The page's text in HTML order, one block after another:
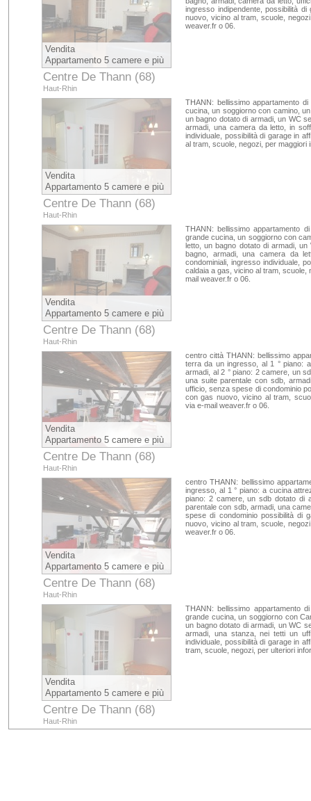
Vendita
Appartamento 5 camere e più
Centre De Thann (68)
Haut-Rhin
ingresso indipendente, possibilità
nuovo, vicino al tram, scuole,
weaver.fr o 06.
Vendita
Appartamento 5 camere e più
Centre De Thann (68)
Haut-Rhin
THANN: bellissimo appartamento
cucina, un soggiorno con camino,
un bagno dotato di armadi, un WC
armadi, una camera da letto, in
individuale, possibilità di garage in
al tram, scuole, negozi, per maggiori
Vendita
Appartamento 5 camere e più
Centre De Thann (68)
Haut-Rhin
THANN: bellissimo appartamento
grande cucina, un soggiorno con
letto, un bagno dotato di armadi,
bagno, armadi, una camera da
condominiali, ingresso individuale,
caldaia a gas, vicino al tram, scuole,
mail weaver.fr o 06.
Vendita
Appartamento 5 camere e più
Centre De Thann (68)
Haut-Rhin
centro città THANN: bellissimo
terra da un ingresso, al 1 ° piano:
armadi, al 2 ° piano: 2 camere, un
una suite parentale con sdb,
ufficio, senza spese di condominio
con gas nuovo, vicino al tram,
via e-mail weaver.fr o 06.
Vendita
Appartamento 5 camere e più
Centre De Thann (68)
Haut-Rhin
centro THANN: bellissimo
ingresso, al 1 ° piano: a cucina
piano: 2 camere, un sdb dotato di
parentale con sdb, armadi, una
spese di condominio possibilità di
nuovo, vicino al tram, scuole,
weaver.fr o 06.
Vendita
Appartamento 5 camere e più
Centre De Thann (68)
Haut-Rhin
THANN: bellissimo appartamento
grande cucina, un soggiorno con
un bagno dotato di armadi, un WC
armadi, una stanza, nei tetti un
individuale, possibilità di garage in
tram, scuole, negozi, per ulteriori